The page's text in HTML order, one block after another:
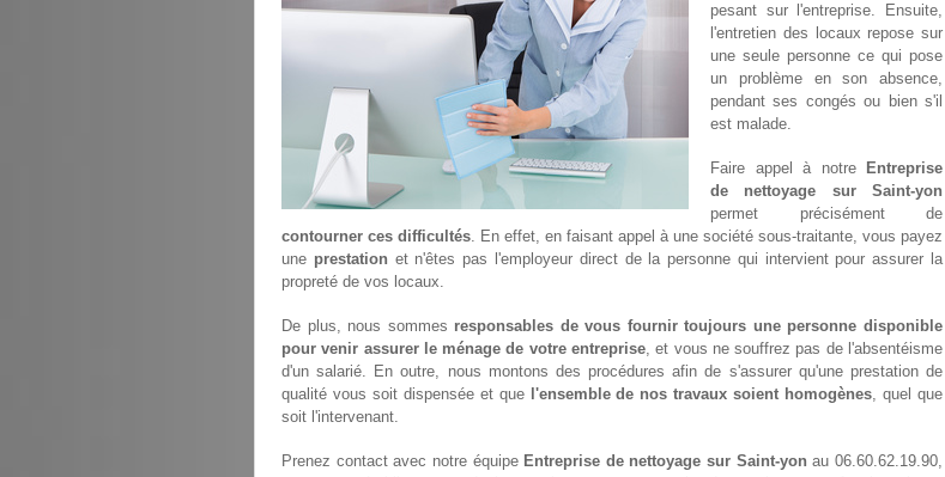
pesant sur l'entreprise. Ensuite,
l'entretien des locaux repose sur
une seule personne ce qui pose
un problème en son absence,
pendant ses congés ou bien s'il
est malade.
Faire appel à notre
Entreprise
de nettoyage sur Saint-yon
permet précisément de
contourner ces difficultés. En effet, en faisant appel à une société sous-traitante, vous payez
une prestation et n'êtes pas l'employeur direct de la personne qui intervient pour assurer la
propreté de vos locaux.
De plus, nous sommes responsables de vous fournir toujours une personne disponible
pour venir assurer le ménage de votre entreprise, et vous ne souffrez pas de l'absentéisme
d'un salarié. En outre, nous montons des procédures afin de s'assurer qu'une prestation de
qualité vous soit dispensée et que l'ensemble de nos travaux soient homogènes, quel que
soit l'intervenant.
Prenez contact avec notre équipe Entreprise de nettoyage sur Saint-yon au 06.60.62.19.90,